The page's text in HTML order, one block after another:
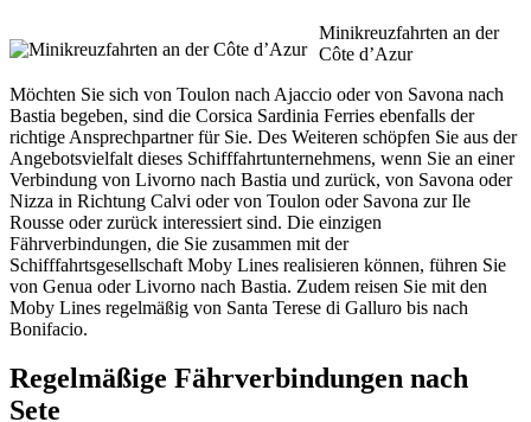
Minikreuzfahrten an der
Côte d’Azur
Möchten Sie sich von Toulon nach Ajaccio oder von Savona nach
Bastia begeben, sind die Corsica Sardinia Ferries ebenfalls der
richtige Ansprechpartner für Sie. Des Weiteren schöpfen Sie aus der
Angebotsvielfalt dieses Schifffahrtunternehmens, wenn Sie an einer
Verbindung von Livorno nach Bastia und zurück, von Savona oder
Nizza in Richtung Calvi oder von Toulon oder Savona zur Ile
Rousse oder zurück interessiert sind. Die einzigen
Fährverbindungen, die Sie zusammen mit der
Schifffahrtsgesellschaft Moby Lines realisieren können, führen Sie
von Genua oder Livorno nach Bastia. Zudem reisen Sie mit den
Moby Lines regelmäßig von Santa Terese di Galluro bis nach
Bonifacio.
Regelmäßige Fährverbindungen nach
Sete